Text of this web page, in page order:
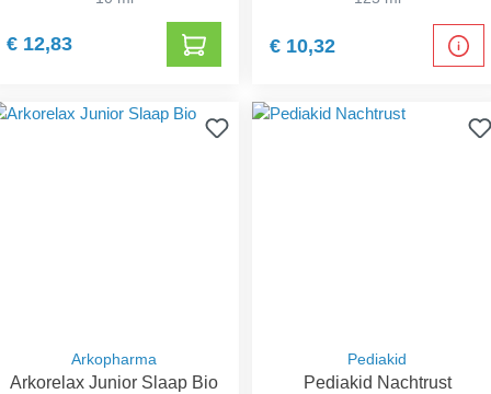
€ 12,83 € 10,32
Arkopharma
Arkorelax Junior Slaap Bio
Pediakid
Pediakid Nachtrust